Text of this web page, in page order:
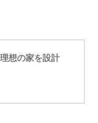
想の家を設計